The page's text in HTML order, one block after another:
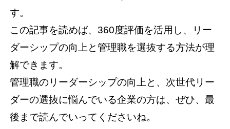
す。
この記事を読めば、360度評価を活用し、リー
ダーシップの向上と管理職を選抜する方法が理
解できます。
管理職のリーダーシップの向上と、次世代リー
ダーの選抜に悩んでいる企業の方は、ぜひ、最
後まで読んでいってくださいね。